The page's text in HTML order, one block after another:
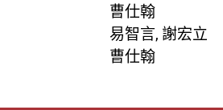
曹仕翰
易智言, 謝宏立
曹仕翰